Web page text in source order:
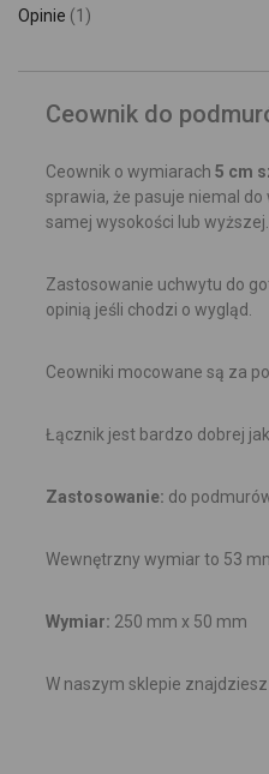
Opinie
1
Ceownik do
Ceownik o wymiarach 5 cm
sprawia, że pasuje niemal
samej wysokości lub wyższej.
Zastosowanie uchwytu do
opinią jeśli chodzi o wygląd.
Ceowniki mocowane są za
Łącznik jest bardzo dobrej
Zastosowanie: do
Wewnętrzny wymiar to 53
Wymiar: 250 mm x 50 mm
W naszym sklepie